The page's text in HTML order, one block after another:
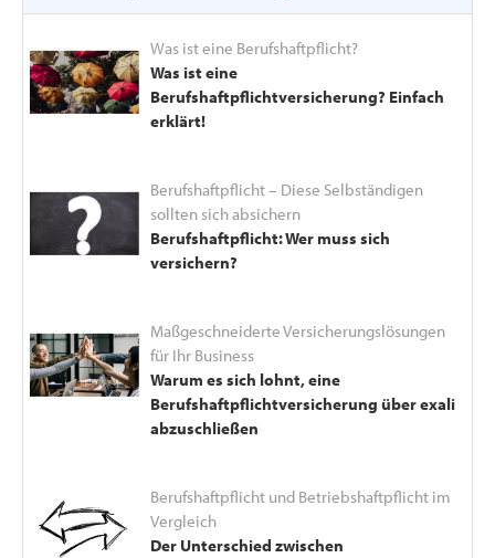
Was ist eine Berufshaftpflicht?
Was ist eine
Berufshaftpflichtversicherung? Einfach
erklärt!
Berufshaftpflicht – Diese Selbständigen
sollten sich absichern
Berufshaftpflicht: Wer muss sich
versichern?
Maßgeschneiderte Versicherungslösungen
für Ihr Business
Warum es sich lohnt, eine
Berufshaftpflichtversicherung über exali
abzuschließen
Berufshaftpflicht und Betriebshaftpflicht im
Vergleich
Der Unterschied zwischen